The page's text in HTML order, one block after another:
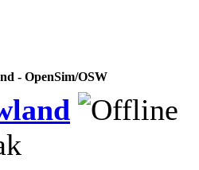
- OpenSim/OSW